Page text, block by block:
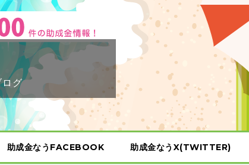
ログ
助成金なうFACEBOOK 助成金なうX(TWITTER)